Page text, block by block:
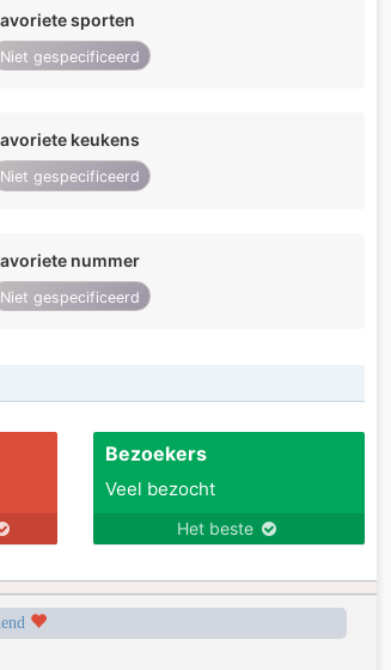
sporten
Niet gespecificeerd
keukens
Niet gespecificeerd
nummer
Niet gespecificeerd
Bezoekers
Veel bezocht
Het beste